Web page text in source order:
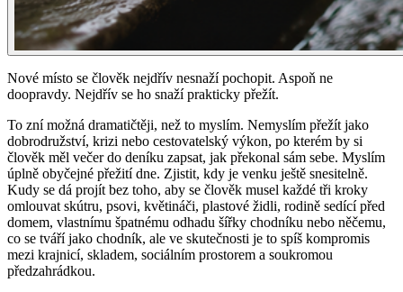
Nové místo se člověk nejdřív nesnaží pochopit. Aspoň ne
doopravdy. Nejdřív se ho snaží prakticky přežít.
To zní možná dramatičtěji, než to myslím. Nemyslím přežít jako
dobrodružství, krizi nebo cestovatelský výkon, po kterém by si
člověk měl večer do deníku zapsat, jak překonal sám sebe. Myslím
úplně obyčejné přežití dne. Zjistit, kdy je venku ještě snesitelně.
Kudy se dá projít bez toho, aby se člověk musel každé tři kroky
omlouvat skútru, psovi, květináči, plastové židli, rodině sedící před
domem, vlastnímu špatnému odhadu šířky chodníku nebo něčemu,
co se tváří jako chodník, ale ve skutečnosti je to spíš kompromis
mezi krajnicí, skladem, sociálním prostorem a soukromou
předzahrádkou.